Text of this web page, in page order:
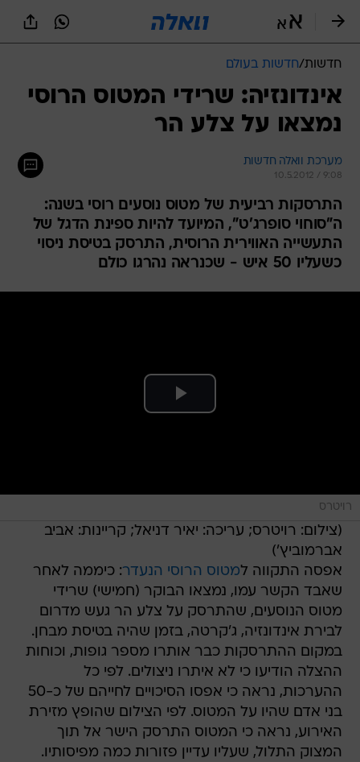
חדשות/חדשות בעולם
אינדונזיה: שרידי המטוס הרוסי
נמצאו על צלע הר
מערכת וואלה חדשות
10.5.2012 / 9:08
התרסקות רביעית של מטוס נוסעים רוסי בשנה:
ה"סוחוי סופרג'ט", המיועד להיות ספינת הדגל של
התעשייה האווירית הרוסית, התרסק בטיסת ניסוי
כשעליו 50 איש - שכנראה נהרגו כולם
רויטרס
(צילום: רויטרס; עריכה: יאיר דניאל; קריינות: אביב
אברמוביץ')
אפסה התקווה למטוס הרוסי הנעדר: כיממה לאחר
שאבד הקשר עמו, נמצאו הבוקר (חמישי) שרידי
מטוס הנוסעים, שהתרסק על צלע הר געש מדרום
לבירת אינדונזיה, ג'קרטה, בזמן שהיה בטיסת מבחן.
במקום ההתרסקות כבר אותרו מספר גופות, וכוחות
ההצלה הודיעו כי לא איתרו ניצולים. לפי כל
ההערכות, נראה כי אפסו הסיכויים לחייהם של כ-50
בני אדם שהיו על המטוס. לפי הצילום שהופץ מזירת
האירוע, נראה כי המטוס התרסק הישר אל תוך
המצוק התלול, שעליו עדיין פזורות כמה מפיסותיו.